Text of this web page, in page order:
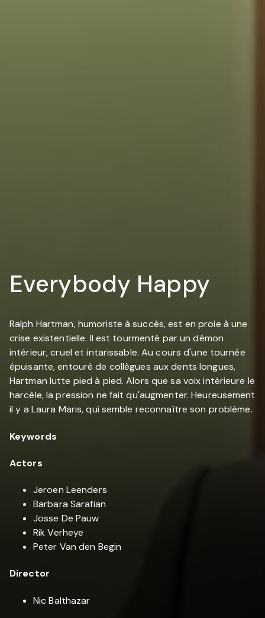
Everybody Happy
Ralph Hartman, humoriste à succès, est en proie à une
crise existentielle. Il est tourmenté par un démon
intérieur, cruel et intarissable. Au cours d'une tournée
épuisante, entouré de collègues aux dents longues,
Hartman lutte pied à pied. Alors que sa voix intérieure le
harcèle, la pression ne fait qu'augmenter. Heureusement
il y a Laura Maris, qui semble reconnaître son problème.
Keywords
Actors
Jeroen Leenders
Barbara Sarafian
Josse De Pauw
Rik Verheye
Peter Van den Begin
Director
Nic Balthazar